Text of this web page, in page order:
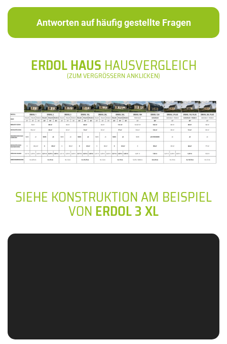
Antworten auf häufig gestellte Fragen
ERDOL HAUS HAUSVERGLEICH
(ZUM VERGRÖSSERN ANKLICKEN)
SIEHE KONSTRUKTION AM BEISPIEL
VONERDOL 3 XL